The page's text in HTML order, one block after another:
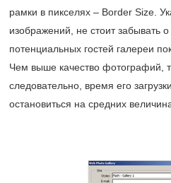
рамки в пикселях – Border Size.
изображений, не стоит забывать
потенциальных гостей галереи
Чем выше качество фотографий,
следовательно, время его
остановиться на средних